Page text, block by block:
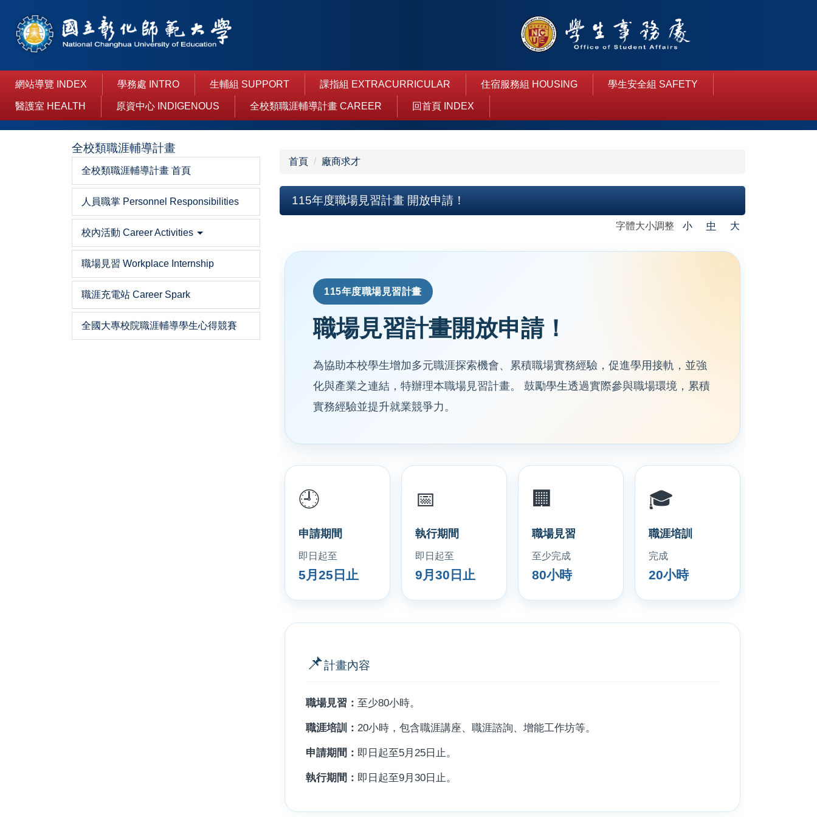
網站導覽 INDEX 學務處 INTRO 生輔組 SUPPORT 課指組 EXTRACURRICULAR 住宿服務組 HOUSING 學生安全組 SAFETY
醫護室 HEALTH 原資中心 INDIGENOUS 全校類職涯輔導計畫 CAREER 回首頁 INDEX
全校類職涯輔導計畫
全校類職涯輔導計畫 首頁
人員職掌 Personnel Responsibilities
校內活動 Career Activities
職場見習 Workplace Internship
職涯充電站 Career Spark
全國大專校院職涯輔導學生心得競賽
首頁 廠商求才
115年度職場見習計畫 開放申請！
字體大小調整 小 中 大
115年度職場見習計畫
職場見習計畫開放申請！
為協助本校學生增加多元職涯探索機會、累積職場實務經驗，促進學用接軌，並強
化與產業之連結，特辦理本職場見習計畫。 鼓勵學生透過實際參與職場環境，累積
實務經驗並提升就業競爭力。
🕘
申請期間
即日起至
5月25日止
📅
執行期間
即日起至
9月30日止
🏢
職場見習
至少完成
80小時
🎓
職涯培訓
完成
20小時
📌計畫內容
職場見習： 至少80小時。
職涯培訓： 20小時，包含職涯講座、職涯諮詢、增能工作坊等。
申請期間： 即日起至5月25日止。
執行期間： 即日起至9月30日止。